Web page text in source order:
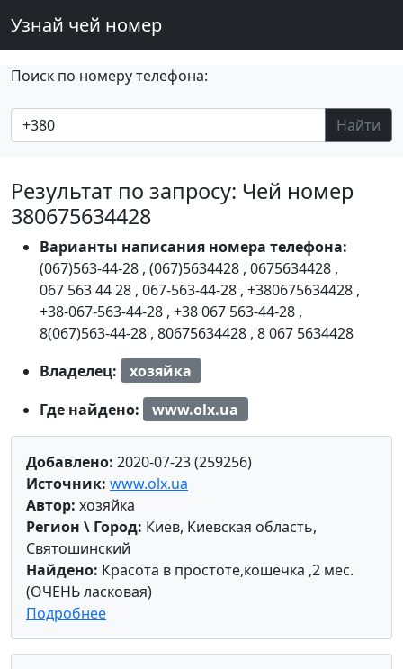
Узнай чей номер
Поиск по номеру телефона:
Найти
Результат по запросу: Чей номер
380675634428
Варианты написания номера телефона:
(067)563-44-28 , (067)5634428 , 0675634428 ,
067 563 44 28 , 067-563-44-28 , +380675634428 ,
+38-067-563-44-28 , +38 067 563-44-28 ,
8(067)563-44-28 , 80675634428 , 8 067 5634428
Владелец:
хозяйка
Где найдено:
www.olx.ua
Добавлено: 2020-07-23 (259256)
Источник: www.olx.ua
Автор: хозяйка
Регион \ Город: Киев, Киевская область,
Святошинский
Найдено: Красота в простоте,кошечка ,2 мес.
(ОЧЕНЬ ласковая)
Подробнее